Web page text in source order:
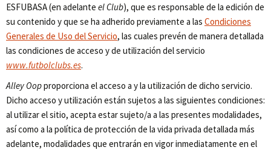
ESFUBASA (en adelante el Club), que es responsable de la edición de
su contenido y que se ha adherido previamente a las Condiciones
Generales de Uso del Servicio, las cuales prevén de manera detallada
las condiciones de acceso y de utilización del servicio
www.futbolclubs.es.
Alley Oopproporciona el acceso a y la utilización de dicho servicio.
Dicho acceso y utilización están sujetos a las siguientes condiciones:
al utilizar el sitio, acepta estar sujeto/a a las presentes modalidades,
así como a la política de protección de la vida privada detallada más
adelante, modalidades que entrarán en vigor inmediatamente en el